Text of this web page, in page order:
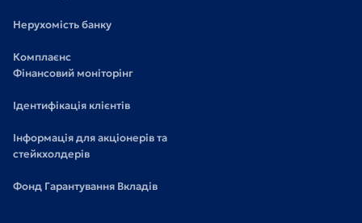
Нерухомість банку
Комплаєнс
Фінансовий моніторінг
Ідентифікація клієнтів
Інформація для акціонерів та
стейкхолдерів
Фонд Гарантування Вкладів